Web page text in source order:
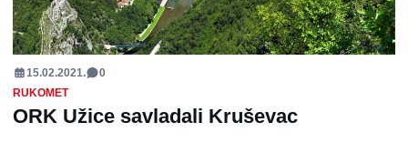
15.02.2021.
0
RUKOMET
ORK Užice savladali Kruševac